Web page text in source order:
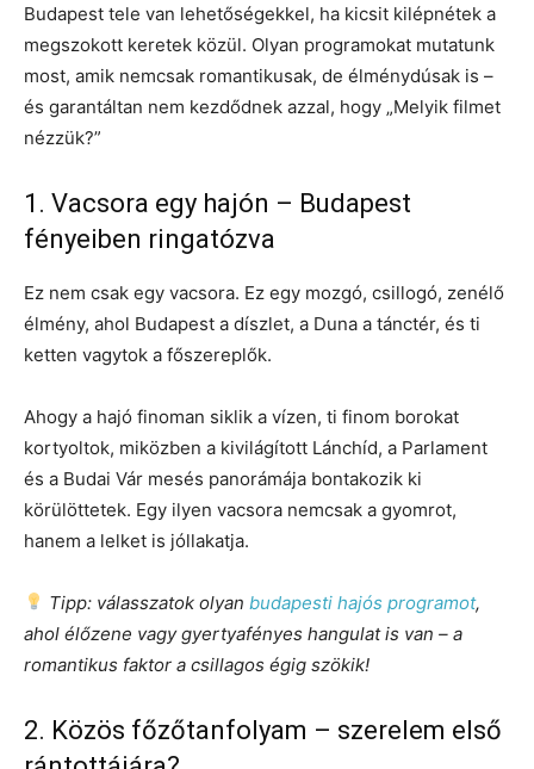
Budapest tele van lehetőségekkel, ha kicsit kilépnétek a
megszokott keretek közül. Olyan programokat mutatunk
most, amik nemcsak romantikusak, de élménydúsak is –
és garantáltan nem kezdődnek azzal, hogy „Melyik filmet
nézzük?”
1. Vacsora egy hajón – Budapest
fényeiben ringatózva
Ez nem csak egy vacsora. Ez egy mozgó, csillogó, zenélő
élmény, ahol Budapest a díszlet, a Duna a tánctér, és ti
ketten vagytok a főszereplők.
Ahogy a hajó finoman siklik a vízen, ti finom borokat
kortyoltok, miközben a kivilágított Lánchíd, a Parlament
és a Budai Vár mesés panorámája bontakozik ki
körülöttetek. Egy ilyen vacsora nemcsak a gyomrot,
hanem a lelket is jóllakatja.
Tipp: válasszatok olyanbudapesti hajós programot,
ahol élőzene vagy gyertyafényes hangulat is van – a
romantikus faktor a csillagos égig szökik!
2. Közös főzőtanfolyam – szerelem első